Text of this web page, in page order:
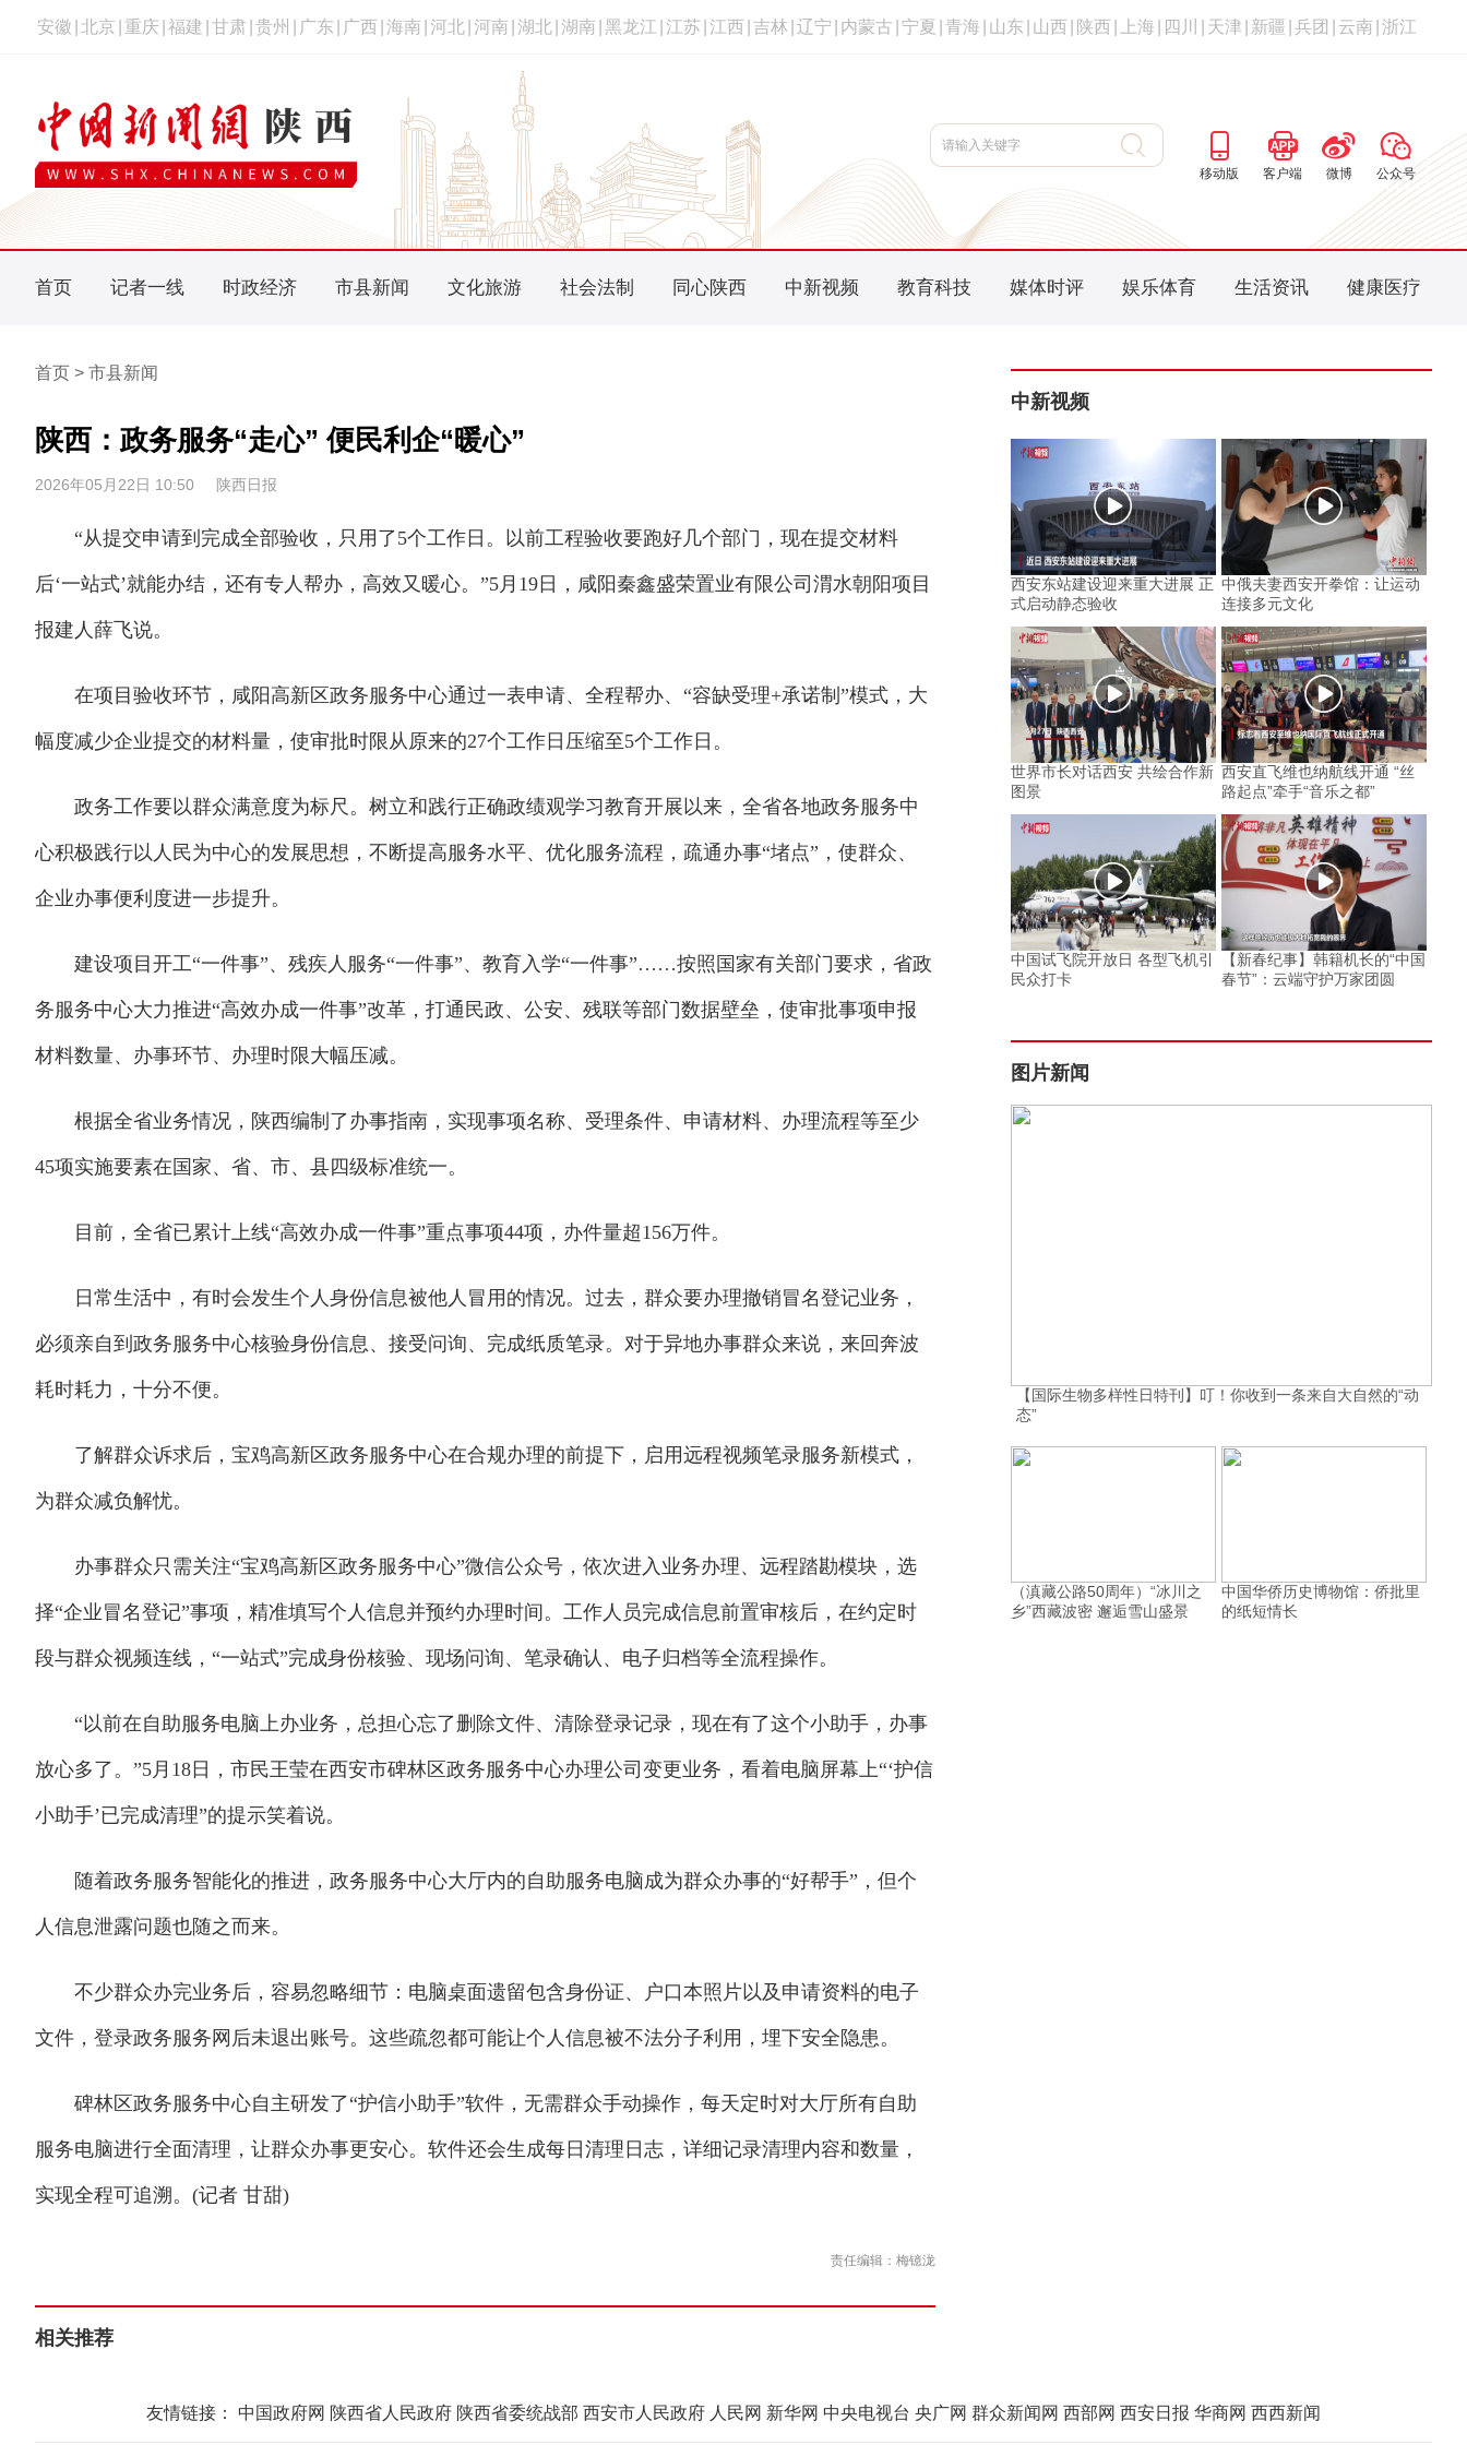
安徽 北京 重庆 福建 甘肃 贵州 广东 广西 海南 河北 河南 湖北 湖南 黑龙江 江苏 江西 吉林 辽宁 内蒙古 宁夏 青海 山东 山西 陕西 上海 四川 天津 新疆 兵团 云南 浙江
移动版 客户端 微博 公众号
首页 记者一线 时政经济 市县新闻 文化旅游 社会法制 同心陕西 中新视频 教育科技 媒体时评 娱乐体育 生活资讯 健康医疗
首页 > 市县新闻
陕西：政务服务“走心” 便民利企“暖心”
2026年05月22日 10:50 陕西日报
“从提交申请到完成全部验收，只用了5个工作日。以前工程验收要跑好几个部门，现在提交材料
后‘一站式’就能办结，还有专人帮办，高效又暖心。”5月19日，咸阳秦鑫盛荣置业有限公司渭水朝阳项目
报建人薛飞说。
在项目验收环节，咸阳高新区政务服务中心通过一表申请、全程帮办、“容缺受理+承诺制”模式，大
幅度减少企业提交的材料量，使审批时限从原来的27个工作日压缩至5个工作日。
政务工作要以群众满意度为标尺。树立和践行正确政绩观学习教育开展以来，全省各地政务服务中
心积极践行以人民为中心的发展思想，不断提高服务水平、优化服务流程，疏通办事“堵点”，使群众、
企业办事便利度进一步提升。
建设项目开工“一件事”、残疾人服务“一件事”、教育入学“一件事”……按照国家有关部门要求，省政
务服务中心大力推进“高效办成一件事”改革，打通民政、公安、残联等部门数据壁垒，使审批事项申报
材料数量、办事环节、办理时限大幅压减。
根据全省业务情况，陕西编制了办事指南，实现事项名称、受理条件、申请材料、办理流程等至少
45项实施要素在国家、省、市、县四级标准统一。
目前，全省已累计上线“高效办成一件事”重点事项44项，办件量超156万件。
日常生活中，有时会发生个人身份信息被他人冒用的情况。过去，群众要办理撤销冒名登记业务，
必须亲自到政务服务中心核验身份信息、接受问询、完成纸质笔录。对于异地办事群众来说，来回奔波
耗时耗力，十分不便。
了解群众诉求后，宝鸡高新区政务服务中心在合规办理的前提下，启用远程视频笔录服务新模式，
为群众减负解忧。
办事群众只需关注“宝鸡高新区政务服务中心”微信公众号，依次进入业务办理、远程踏勘模块，选
择“企业冒名登记”事项，精准填写个人信息并预约办理时间。工作人员完成信息前置审核后，在约定时
段与群众视频连线，“一站式”完成身份核验、现场问询、笔录确认、电子归档等全流程操作。
“以前在自助服务电脑上办业务，总担心忘了删除文件、清除登录记录，现在有了这个小助手，办事
放心多了。”5月18日，市民王莹在西安市碑林区政务服务中心办理公司变更业务，看着电脑屏幕上“‘护信
小助手’已完成清理”的提示笑着说。
随着政务服务智能化的推进，政务服务中心大厅内的自助服务电脑成为群众办事的“好帮手”，但个
人信息泄露问题也随之而来。
不少群众办完业务后，容易忽略细节：电脑桌面遗留包含身份证、户口本照片以及申请资料的电子
文件，登录政务服务网后未退出账号。这些疏忽都可能让个人信息被不法分子利用，埋下安全隐患。
碑林区政务服务中心自主研发了“护信小助手”软件，无需群众手动操作，每天定时对大厅所有自助
服务电脑进行全面清理，让群众办事更安心。软件还会生成每日清理日志，详细记录清理内容和数量，
实现全程可追溯。(记者 甘甜)
责任编辑：梅镱泷
相关推荐
中新视频
西安东站建设迎来重大进展 正
式启动静态验收
中俄夫妻西安开拳馆：让运动
连接多元文化
世界市长对话西安 共绘合作新
图景
西安直飞维也纳航线开通 “丝
路起点”牵手“音乐之都”
中国试飞院开放日 各型飞机引
民众打卡
【新春纪事】韩籍机长的“中国
春节”：云端守护万家团圆
图片新闻
【国际生物多样性日特刊】叮！你收到一条来自大自然的“动
态”
（滇藏公路50周年）“冰川之
乡”西藏波密 邂逅雪山盛景
中国华侨历史博物馆：侨批里
的纸短情长
友情链接： 中国政府网 陕西省人民政府 陕西省委统战部 西安市人民政府 人民网 新华网 中央电视台 央广网 群众新闻网 西部网 西安日报 华商网 西西新闻